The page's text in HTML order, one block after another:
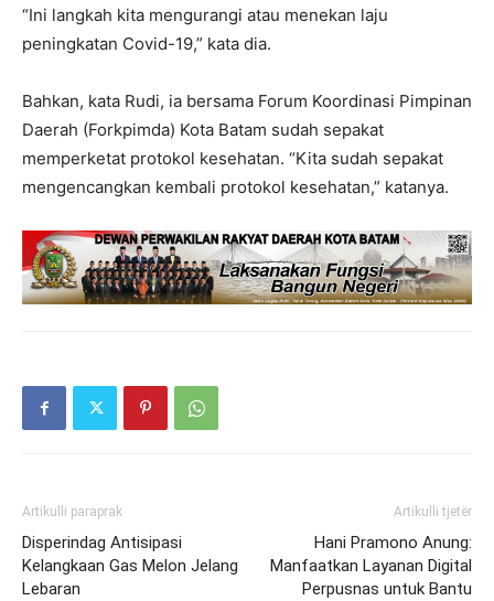
“Ini langkah kita mengurangi atau menekan laju
peningkatan Covid-19,” kata dia.
Bahkan, kata Rudi, ia bersama Forum Koordinasi Pimpinan
Daerah (Forkpimda) Kota Batam sudah sepakat
memperketat protokol kesehatan. “Kita sudah sepakat
mengencangkan kembali protokol kesehatan,” katanya.
Artikulli paraprak
Disperindag Antisipasi
Kelangkaan Gas Melon Jelang
Lebaran
Artikulli tjetër
Hani Pramono Anung:
Manfaatkan Layanan Digital
Perpusnas untuk Bantu